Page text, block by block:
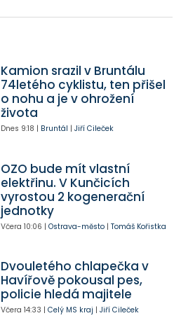
Kamion srazil v Bruntálu
74letého cyklistu, ten přišel
o nohu a je v ohrožení
života
Dnes 9:18 | Bruntál | Jiří Cileček
OZO bude mít vlastní
elektřinu. V Kunčicích
vyrostou 2 kogenerační
jednotky
Včera 10:06 | Ostrava-město| Tomáš Kořistka
Dvouletého chlapečka v
Havířově pokousal pes,
policie hledá majitele
Včera 14:33 | Celý MS kraj | Jiří Cileček